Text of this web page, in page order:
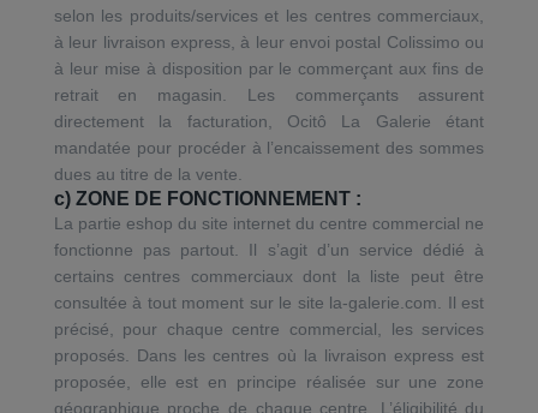
selon les produits/services et les centres commerciaux,
à leur livraison express, à leur envoi postal Colissimo ou
à leur mise à disposition par le commerçant aux fins de
retrait en magasin. Les commerçants assurent
directement la facturation, Ocitô La Galerie étant
mandatée pour procéder à l’encaissement des sommes
dues au titre de la vente.
c) ZONE DE FONCTIONNEMENT :
La partie eshop du site internet du centre commercial ne
fonctionne pas partout. Il s’agit d’un service dédié à
certains centres commerciaux dont la liste peut être
consultée à tout moment sur le site la-galerie.com. Il est
précisé, pour chaque centre commercial, les services
proposés. Dans les centres où la livraison express est
proposée, elle est en principe réalisée sur une zone
géographique proche de chaque centre. L’éligibilité du